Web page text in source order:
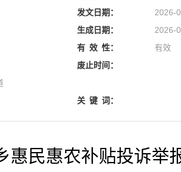
发文日期：
2026-
生成日期：
2026-
有 效 性：
有效
废止时间：
关 键 词：
惠民惠农补贴投诉举